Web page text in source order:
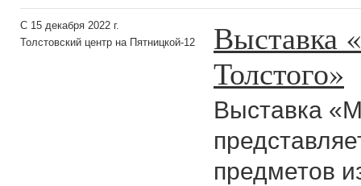
C 15 декабря 2022 г.
Толстовский центр на Пятницкой-12
Выставка
Толстого»
Выставка
предметов